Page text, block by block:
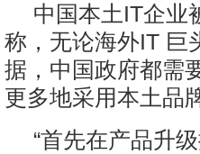
中国本土IT企业
称，无论海外IT 巨
据，中国政府都需
更多地采用本土品
“首先在产品升